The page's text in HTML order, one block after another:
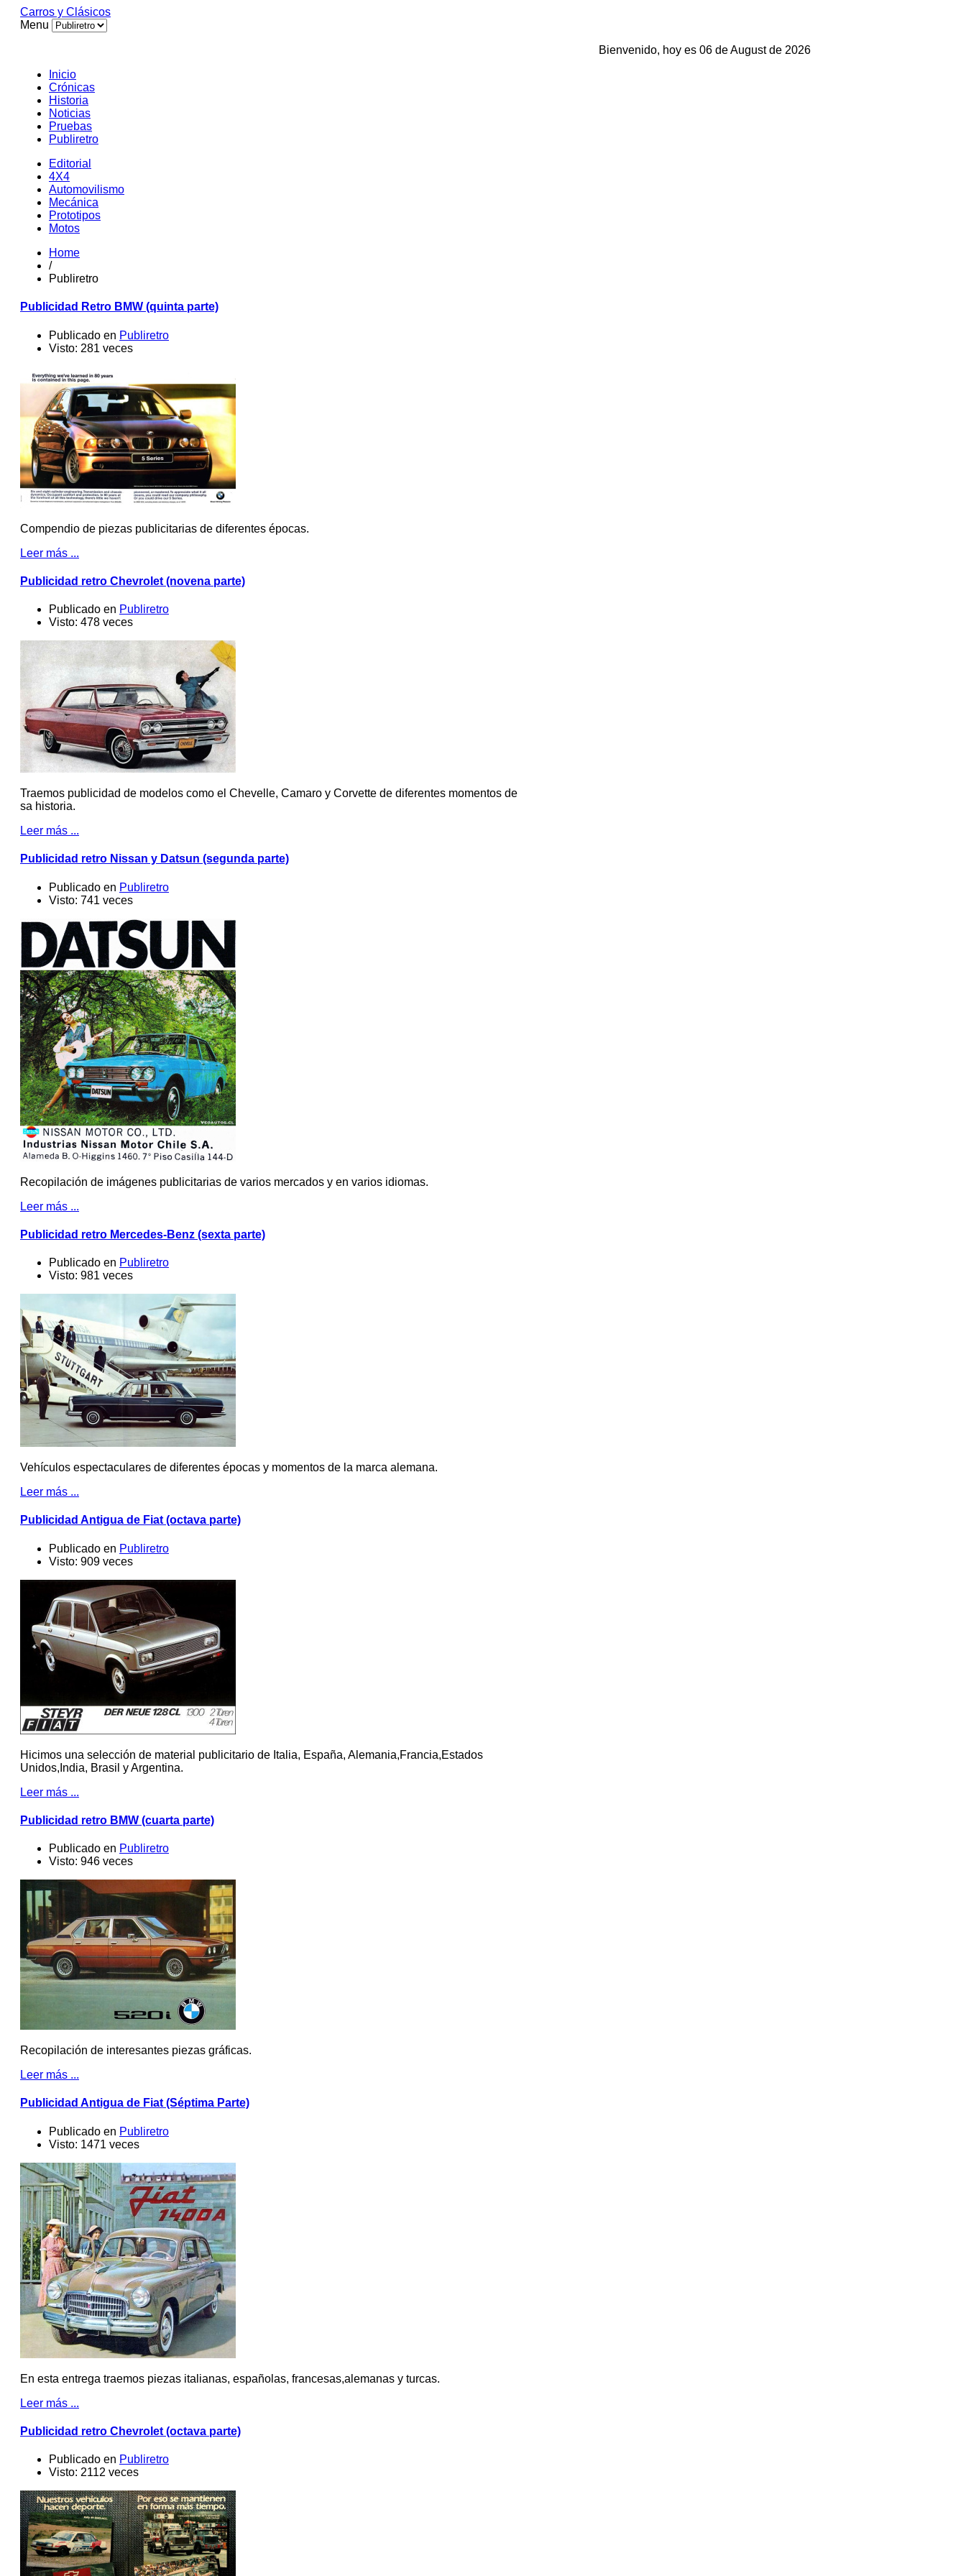
Carros y Clásicos
Menu
Bienvenido, hoy es 06 de August de 2026
Inicio
Crónicas
Historia
Noticias
Pruebas
Publiretro
Editorial
4X4
Automovilismo
Mecánica
Prototipos
Motos
Home
/
Publiretro
Publicidad Retro BMW (quinta parte)
Publicado en Publiretro
Visto: 281 veces
Compendio de piezas publicitarias de diferentes épocas.
Leer más ...
Publicidad retro Chevrolet (novena parte)
Publicado en Publiretro
Visto: 478 veces
Traemos publicidad de modelos como el Chevelle, Camaro y Corvette de diferentes momentos de
sa historia.
Leer más ...
Publicidad retro Nissan y Datsun (segunda parte)
Publicado en Publiretro
Visto: 741 veces
Recopilación de imágenes publicitarias de varios mercados y en varios idiomas.
Leer más ...
Publicidad retro Mercedes-Benz (sexta parte)
Publicado en Publiretro
Visto: 981 veces
Vehículos espectaculares de diferentes épocas y momentos de la marca alemana.
Leer más ...
Publicidad Antigua de Fiat (octava parte)
Publicado en Publiretro
Visto: 909 veces
Hicimos una selección de material publicitario de Italia, España, Alemania,Francia,Estados
Unidos,India, Brasil y Argentina.
Leer más ...
Publicidad retro BMW (cuarta parte)
Publicado en Publiretro
Visto: 946 veces
Recopilación de interesantes piezas gráficas.
Leer más ...
Publicidad Antigua de Fiat (Séptima Parte)
Publicado en Publiretro
Visto: 1471 veces
En esta entrega traemos piezas italianas, españolas, francesas,alemanas y turcas.
Leer más ...
Publicidad retro Chevrolet (octava parte)
Publicado en Publiretro
Visto: 2112 veces